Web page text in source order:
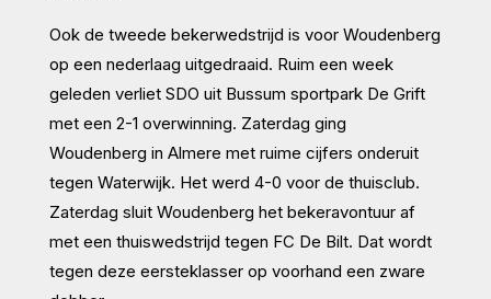
Ook de tweede bekerwedstrijd is voor Woudenberg
op een nederlaag uitgedraaid. Ruim een week
geleden verliet SDO uit Bussum sportpark De Grift
met een 2-1 overwinning. Zaterdag ging
Woudenberg in Almere met ruime cijfers onderuit
tegen Waterwijk. Het werd 4-0 voor de thuisclub.
Zaterdag sluit Woudenberg het bekeravontuur af
met een thuiswedstrijd tegen FC De Bilt. Dat wordt
tegen deze eersteklasser op voorhand een zware